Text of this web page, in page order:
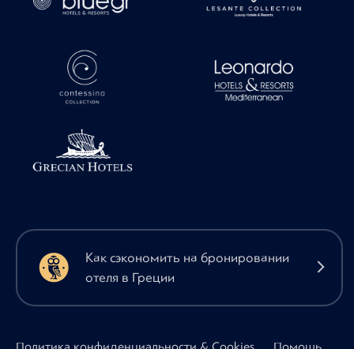
Как сэкономить на бронировании
отеля в Греции